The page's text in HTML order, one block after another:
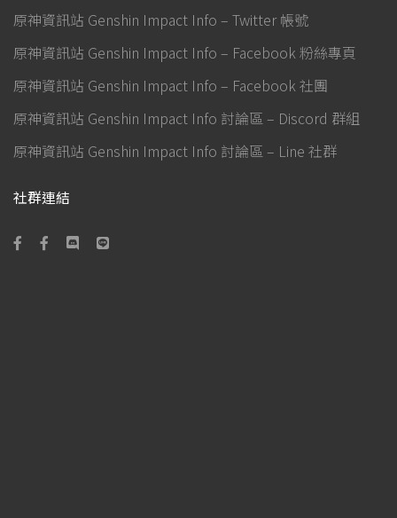
原神資訊站 Genshin Impact Info – Twitter 帳號
原神資訊站 Genshin Impact Info – Facebook 粉絲專頁
原神資訊站 Genshin Impact Info – Facebook 社團
原神資訊站 Genshin Impact Info 討論區 – Discord 群組
原神資訊站 Genshin Impact Info 討論區 – Line 社群
社群連結